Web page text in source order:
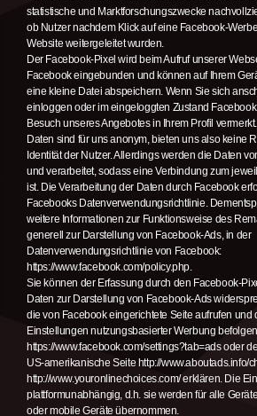
statistische und Marktforschungszwecke
ob Nutzer nachdem Klick auf eine Facebook-
Website weitergeleitet wurden.
Der Facebook-Pixel wird beim Aufruf unserer
Facebook eingebunden und können auf Ihrem
eine kleine Datei abspeichern. Wenn Sie sich
einloggen oder im eingeloggten Zustand
Besuch unseres Angebotes in Ihrem Profil
Daten sind für uns anonym, bieten uns also keine
Identität der Nutzer. Allerdings werden die Daten
und verarbeitet, sodass eine Verbindung zum
ist. Die Verarbeitung der Daten durch Facebook
Facebooks Datenverwendungsrichtlinie.
weitere Informationen zur Funktionsweise des
generell zur Darstellung von Facebook-Ads, in der
Datenverwendungsrichtlinie von Facebook:
https://www.facebook.com/policy.php.
Sie können der Erfassung durch den Facebook-
Daten zur Darstellung von Facebook-Ads
die von Facebook eingerichtete Seite aufrufen und
Einstellungen nutzungsbasierter Werbung
https://www.facebook.com/settings?tab=ads oder
US-amerikanische Seite http://www.aboutads.info/
http://www.youronlinechoices.com/ erklären. Die
plattformunabhängig, d.h. sie werden für alle
oder mobile Geräte übernommen.